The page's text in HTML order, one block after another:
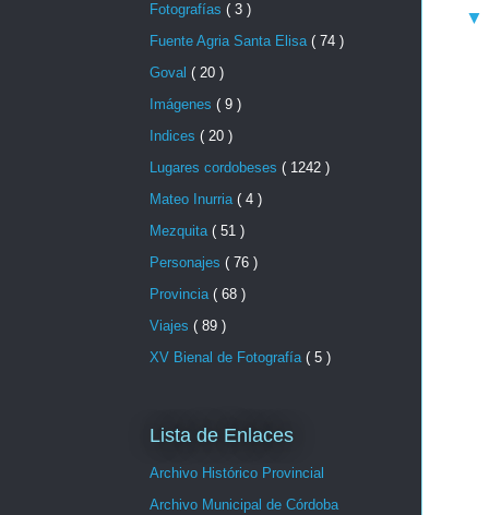
Fotografías ( 3 )
Fuente Agria Santa Elisa ( 74 )
Goval ( 20 )
Imágenes ( 9 )
Indices ( 20 )
Lugares cordobeses ( 1242 )
Mateo Inurria ( 4 )
Mezquita ( 51 )
Personajes ( 76 )
Provincia ( 68 )
Viajes ( 89 )
XV Bienal de Fotografía ( 5 )
Lista de Enlaces
Archivo Histórico Provincial
Archivo Municipal de Córdoba